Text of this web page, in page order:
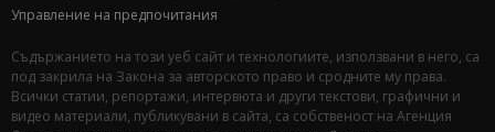
Управление на предпочитания
Съдържанието на този уеб сайт и технологиите, използвани в него, са
под закрила на Закона за авторското право и сродните му права.
Всички статии, репортажи, интервюта и други текстови, графични и
видео материали, публикувани в сайта, са собственост на Агенция